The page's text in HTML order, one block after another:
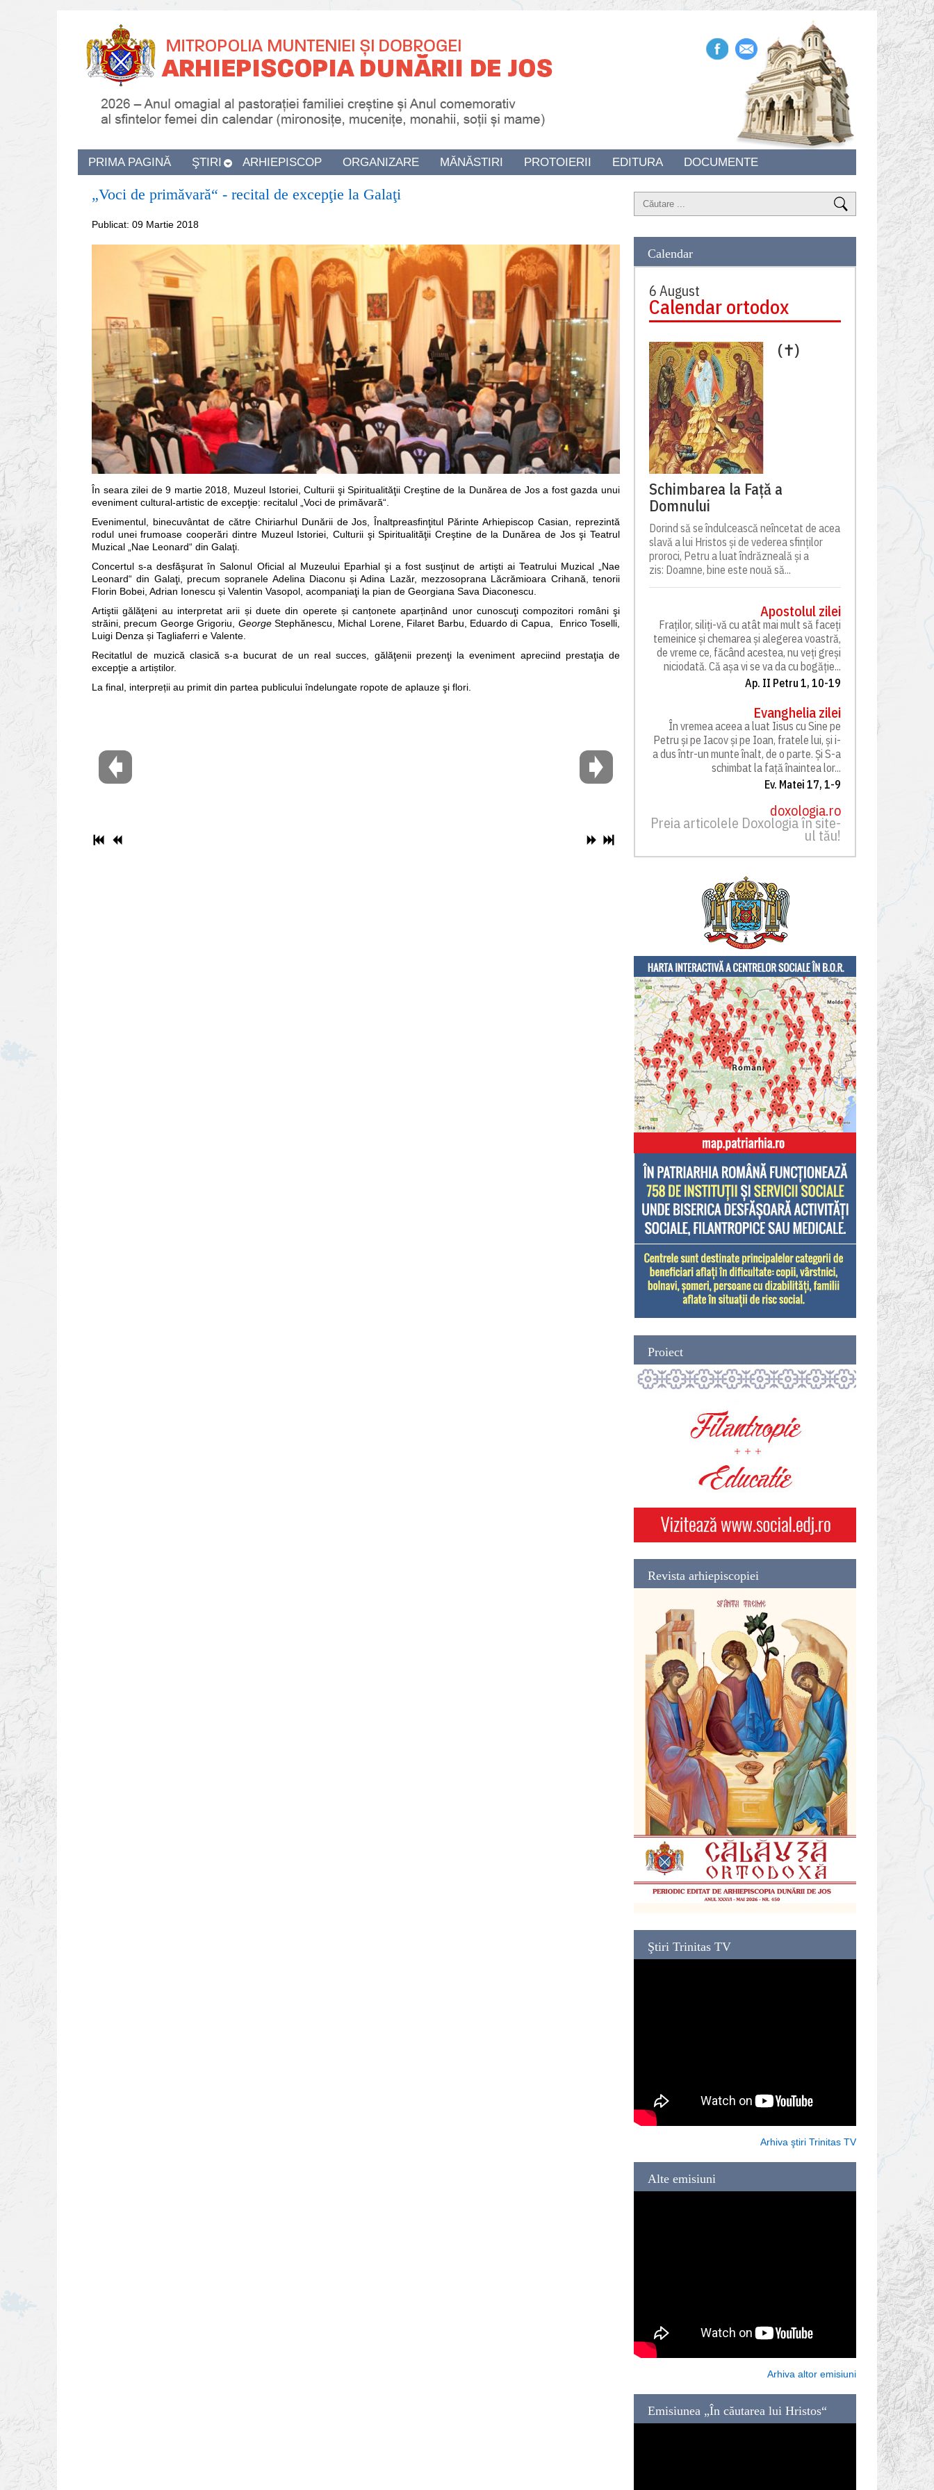
PRIMA PAGINĂ ŞTIRI ARHIEPISCOP ORGANIZARE MĂNĂSTIRI PROTOIERII EDITURA DOCUMENTE
„Voci de primăvară“ - recital de excepţie la Galaţi
Publicat: 09 Martie 2018
În seara zilei de 9 martie 2018, Muzeul Istoriei, Culturii şi Spiritualităţii Creştine de la Dunărea de Jos a fost gazda unui
eveniment cultural-artistic de excepţie: recitalul „Voci de primăvară“.
Evenimentul, binecuvântat de către Chiriarhul Dunării de Jos, Înaltpreasfinţitul Părinte Arhiepiscop Casian, reprezintă
rodul unei frumoase cooperări dintre Muzeul Istoriei, Culturii şi Spiritualităţii Creştine de la Dunărea de Jos şi Teatrul
Muzical „Nae Leonard“ din Galaţi.
Concertul s-a desfăşurat în Salonul Oficial al Muzeului Eparhial şi a fost susţinut de artişti ai Teatrului Muzical „Nae
Leonard“ din Galaţi, precum sopranele Adelina Diaconu și Adina Lazăr, mezzosoprana Lăcrămioara Crihană, tenorii
Florin Bobei, Adrian Ionescu și Valentin Vasopol, acompaniaţi la pian de Georgiana Sava Diaconescu.
Artiştii gălăţeni au interpretat arii și duete din operete și canțonete aparținând unor cunoscuţi compozitori români şi
străini, precum George Grigoriu, GeorgeStephănescu, Michal Lorene, Filaret Barbu, Eduardo di Capua, Enrico Toselli,
Luigi Denza și Tagliaferri e Valente.
Recitatlul de muzică clasică s-a bucurat de un real succes, gălăţenii prezenţi la eveniment apreciind prestaţia de
excepţie a artiștilor.
La final, interpreții au primit din partea publicului îndelungate ropote de aplauze şi flori.
Calendar
6 August
Calendar ortodox
(✝)
Schimbarea la Față a
Domnului
Dorind să se îndulcească neîncetat de acea
slavă a lui Hristos și de vederea sfinților
proroci, Petru a luat îndrăzneală și a
zis: Doamne, bine este nouă să...
Apostolul zilei
Fraților, siliți-vă cu atât mai mult să faceți
temeinice și chemarea și alegerea voastră,
de vreme ce, făcând acestea, nu veți greși
niciodată. Că așa vi se va da cu bogăție...
Ap. II Petru 1, 10-19
Evanghelia zilei
În vremea aceea a luat Iisus cu Sine pe
Petru și pe Iacov și pe Ioan, fratele lui, și i-
a dus într-un munte înalt, de o parte. Și S-a
schimbat la față înaintea lor...
Ev. Matei 17, 1-9
doxologia.ro
Preia articolele Doxologia în site-
ul tău!
Proiect
Revista arhiepiscopiei
Ştiri Trinitas TV
Arhiva ştiri Trinitas TV
Alte emisiuni
Arhiva altor emisiuni
Emisiunea „În căutarea lui Hristos“